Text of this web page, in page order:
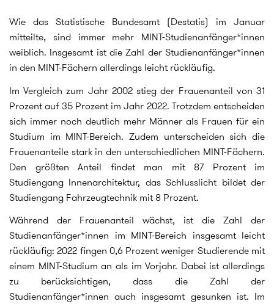
Wie das Statistische Bundesamt (Destatis) im Januar
mitteilte, sind immer mehr MINT-Studienanfänger*innen
weiblich. Insgesamt ist die Zahl der Studienanfänger*innen
in den MINT-Fächern allerdings leicht rückläufig.
Im Vergleich zum Jahr 2002 stieg der Frauenanteil von 31
Prozent auf 35 Prozent im Jahr 2022. Trotzdem entscheiden
sich immer noch deutlich mehr Männer als Frauen für ein
Studium im MINT-Bereich. Zudem unterscheiden sich die
Frauenanteile stark in den unterschiedlichen MINT-Fächern.
Den größten Anteil findet man mit 87 Prozent im
Studiengang Innenarchitektur, das Schlusslicht bildet der
Studiengang Fahrzeugtechnik mit 8 Prozent.
Während der Frauenanteil wächst, ist die Zahl der
Studienanfänger*innen im MINT-Bereich insgesamt leicht
rückläufig: 2022 fingen 0,6 Prozent weniger Studierende mit
einem MINT-Studium an als im Vorjahr. Dabei ist allerdings
zu berücksichtigen, dass die Zahl der
Studienanfänger*innen auch insgesamt gesunken ist. Im